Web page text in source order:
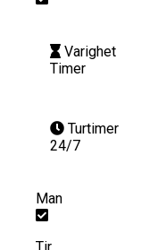
Varighet
Timer
Turtimer
24/7
Man